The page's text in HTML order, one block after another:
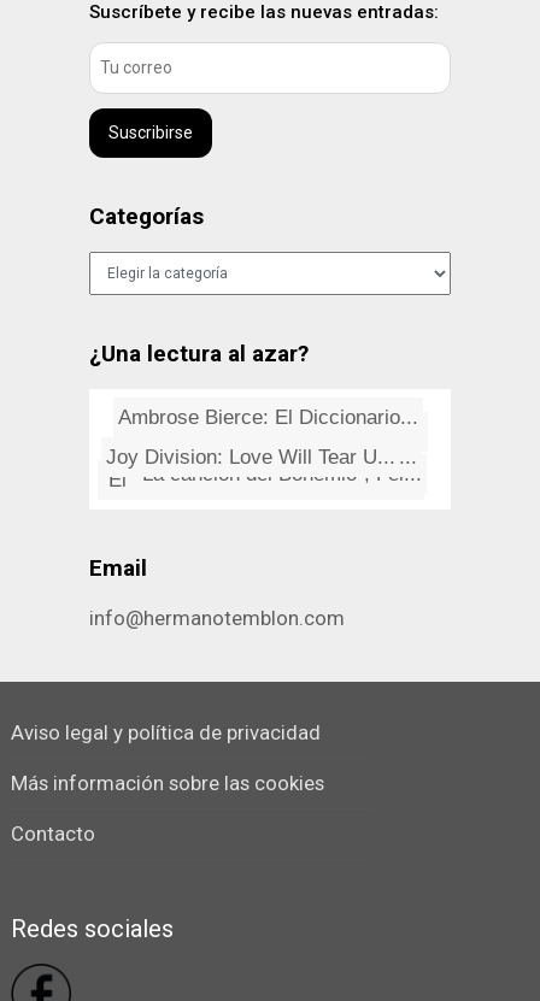
Suscríbete y recibe las nuevas entradas:
Suscribirse
Categorías
Categorías
¿Una lectura al azar?
a-ha, la leyenda noruega
Miguel de Unamuno. De "Mi Sala...
Historias de la estatua de la ...
El efecto Segundo-Sistema (Sec...
"La canción del Bohemio", Fel...
Tom Petty: Free Fallin'
Ambrose Bierce: El Diccionario...
Clúster sencillo y barato med...
Joy Division: Love Will Tear U...
Email
info@hermanotemblon.com
Aviso legal y política de privacidad
Más información sobre las cookies
Contacto
Redes sociales